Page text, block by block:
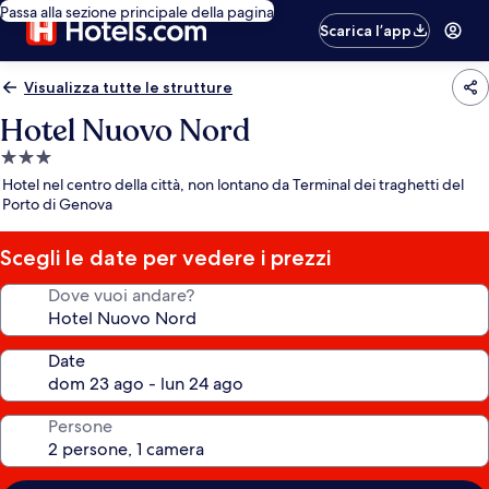
Passa alla sezione principale della pagina
Scarica l’app
Visualizza tutte le strutture
Hotel Nuovo Nord
Struttura
a
3.0
stelle
Hotel nel centro della città, non lontano da Terminal dei traghetti del
Porto di Genova
Scegli le date per vedere i prezzi
Dove vuoi andare?
Date
Persone